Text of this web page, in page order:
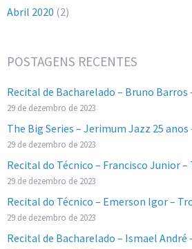
Abril 2020 (2)
POSTAGENS RECENTES
Recital de Bacharelado – Bruno Barros
29 de dezembro de 2023
The Big Series – Jerimum Jazz 25 anos
29 de dezembro de 2023
Recital do Técnico – Francisco Junior –
29 de dezembro de 2023
Recital do Técnico – Emerson Igor –
29 de dezembro de 2023
Recital de Bacharelado – Ismael André